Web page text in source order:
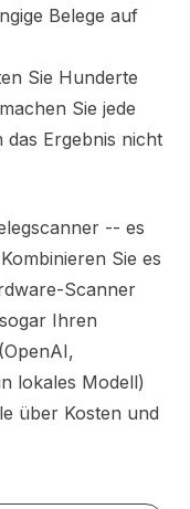
Belege auf
Sie Hunderte
Sie jede
Ergebnis nicht
-- es
Sie es
Scanner
Ihren
lokales Modell)
über Kosten und